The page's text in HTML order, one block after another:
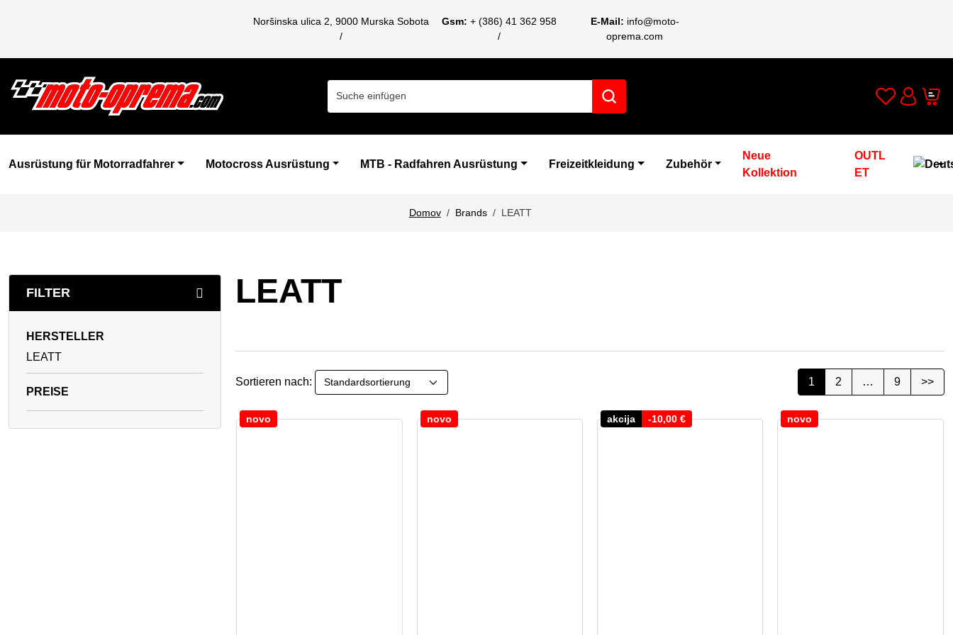
Noršinska ulica 2, 9000 Murska Sobota Gsm: + (386) 41 362 958 E-Mail: info@moto-
oprema.com
Wishlist
Cart
Ausrüstung für Motorradfahrer Motocross Ausrüstung MTB - Radfahren Ausrüstung Freizeitkleidung Zubehör
Neue
Kollektion
OUTL
ET
Domov Brands LEATT
FILTER
HERSTELLER
LEATT
LEATT
Sortieren nach: 1 2 … 9 >>
novo novo akcija -10,00 € novo